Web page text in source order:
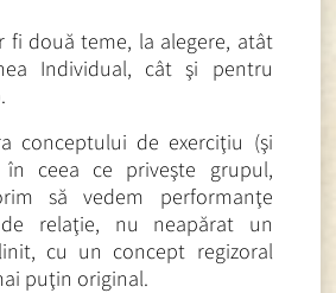
fi două teme, la alegere, atât
Individual, cât şi pentru
conceptului de exerciţiu (şi
în ceea ce priveşte grupul,
să vedem performanţe
relaţie, nu neapărat un
cu un concept regizoral
puţin original.